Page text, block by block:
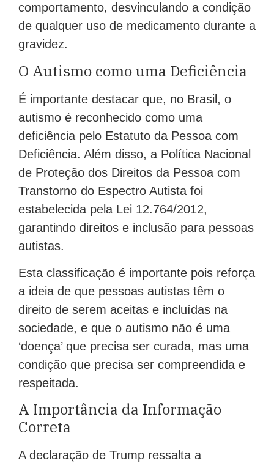
comportamento, desvinculando a condição
de qualquer uso de medicamento durante a
gravidez.
O Autismo como uma Deficiência
É importante destacar que, no Brasil, o
autismo é reconhecido como uma
deficiência pelo Estatuto da Pessoa com
Deficiência. Além disso, a Política Nacional
de Proteção dos Direitos da Pessoa com
Transtorno do Espectro Autista foi
estabelecida pela Lei 12.764/2012,
garantindo direitos e inclusão para pessoas
autistas.
Esta classificação é importante pois reforça
a ideia de que pessoas autistas têm o
direito de serem aceitas e incluídas na
sociedade, e que o autismo não é uma
‘doença’ que precisa ser curada, mas uma
condição que precisa ser compreendida e
respeitada.
A Importância da Informação
Correta
A declaração de Trump ressalta a